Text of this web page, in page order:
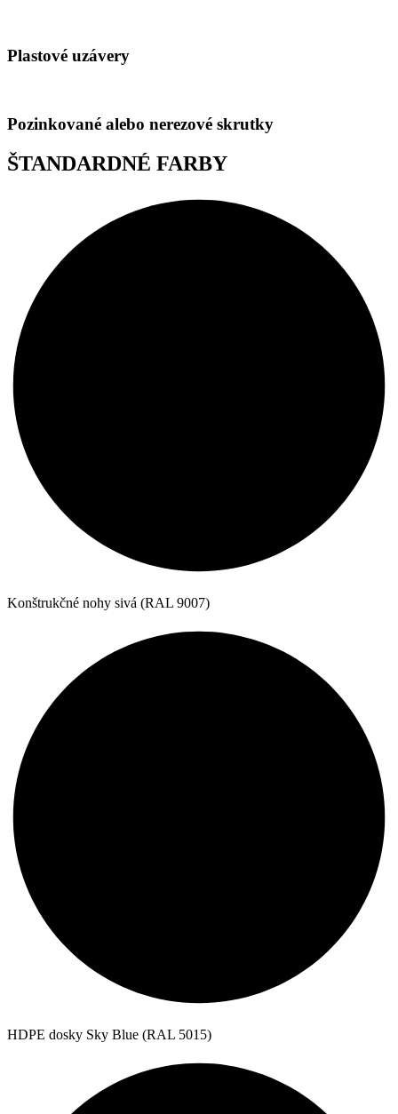
Plastové uzávery
Pozinkované alebo nerezové skrutky
ŠTANDARDNÉ FARBY
Konštrukčné nohy sivá (RAL 9007)
HDPE dosky Sky Blue (RAL 5015)